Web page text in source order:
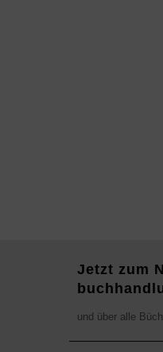
Jetzt zum
und über alle